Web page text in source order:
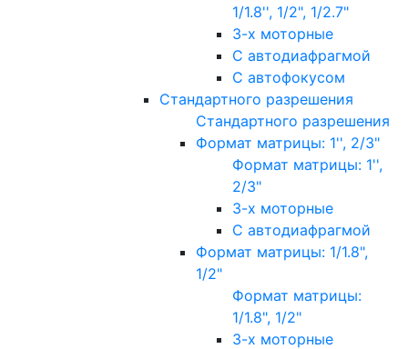
1/1.8'', 1/2", 1/2.7"
3-х моторные
С автодиафрагмой
С автофокусом
Стандартного разрешения
Стандартного разрешения
Формат матрицы: 1'', 2/3"
Формат матрицы: 1'',
2/3"
3-х моторные
С автодиафрагмой
Формат матрицы: 1/1.8",
1/2"
Формат матрицы:
1/1.8", 1/2"
3-х моторные